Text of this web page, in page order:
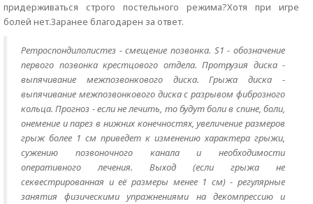
придерживаться строго постельного режима?Хотя при игре
болей нет.Заранее благодарен за ответ.
Ретроспондилолистез - смещение позвонка. S1 - обозначение
первого позвонка крестцового отдела. Протрузия диска -
выпячивание межпозвонкового диска. Грыжа диска -
выпячивание межпозвонкового диска с разрывом фиброзного
кольца. Прогноз - если не лечить, то будут боли в спине, боли,
онемение и парез в нижних конечностях, увеличение размеров
грыж более 1 см приведет к изменению характера грыжи,
сужению позвоночного канала и необходимости
оперативного лечения. Выход (если грыжа не
секвестрированная и её размеры менее 1 см) - регулярные
занятия физическими упражнениями на декомпрессию и